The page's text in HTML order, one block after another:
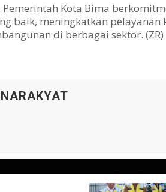
Kota Bima
baik, meningkatkan pelayanan
di berbagai sektor. (ZR)